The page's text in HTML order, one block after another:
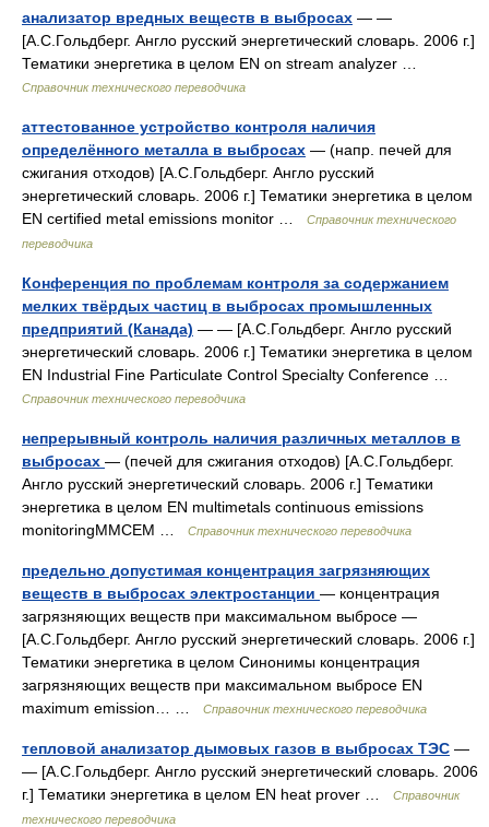
анализатор вредных веществ в выбросах — —
[А.С.Гольдберг. Англо русский энергетический словарь. 2006 г.]
Тематики энергетика в целом EN on stream analyzer …
Справочник технического переводчика
аттестованное устройство контроля наличия
определённого металла в выбросах — (напр. печей для
сжигания отходов) [А.С.Гольдберг. Англо русский
энергетический словарь. 2006 г.] Тематики энергетика в целом
EN certified metal emissions monitor …
Справочник технического
переводчика
Конференция по проблемам контроля за содержанием
мелких твёрдых частиц в выбросах промышленных
предприятий (Канада) — — [А.С.Гольдберг. Англо русский
энергетический словарь. 2006 г.] Тематики энергетика в целом
EN Industrial Fine Particulate Control Specialty Conference …
Справочник технического переводчика
непрерывный контроль наличия различных металлов в
выбросах — (печей для сжигания отходов) [А.С.Гольдберг.
Англо русский энергетический словарь. 2006 г.] Тематики
энергетика в целом EN multimetals continuous emissions
monitoringMMCEM …
Справочник технического переводчика
предельно допустимая концентрация загрязняющих
веществ в выбросах электростанции — концентрация
загрязняющих веществ при максимальном выбросе —
[А.С.Гольдберг. Англо русский энергетический словарь. 2006 г.]
Тематики энергетика в целом Синонимы концентрация
загрязняющих веществ при максимальном выбросе EN
maximum emission… …
Справочник технического переводчика
тепловой анализатор дымовых газов в выбросах ТЭС —
— [А.С.Гольдберг. Англо русский энергетический словарь. 2006
г.] Тематики энергетика в целом EN heat prover …
Справочник
технического переводчика